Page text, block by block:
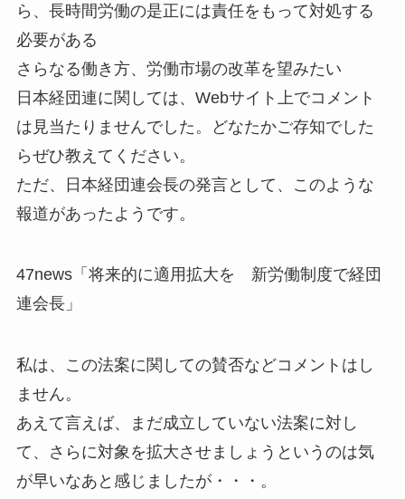
ら、長時間労働の是正には責任をもって対処する
必要がある
さらなる働き方、労働市場の改革を望みたい
日本経団連に関しては、Webサイト上でコメント
は見当たりませんでした。どなたかご存知でした
らぜひ教えてください。
ただ、日本経団連会長の発言として、このような
報道があったようです。
47news「将来的に適用拡大を 新労働制度で経団
連会長」
私は、この法案に関しての賛否などコメントはし
ません。
あえて言えば、まだ成立していない法案に対し
て、さらに対象を拡大させましょうというのは気
が早いなあと感じましたが・・・。